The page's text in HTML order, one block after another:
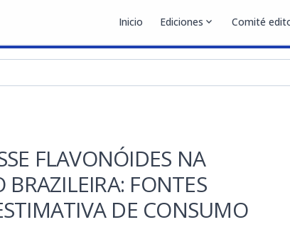
Inicio Ediciones expand_more Comité
FLAVONÓIDES NA
FONTES
DE CONSUMO